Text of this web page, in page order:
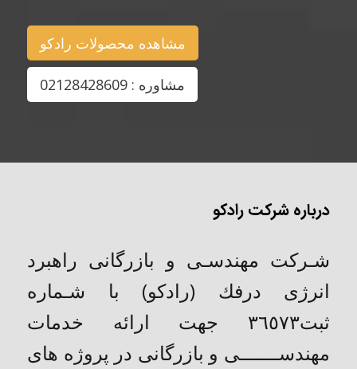
مشاهده محصولات رادکو
مشاوره : 02128428609
درباره شرکت رادکو
شـركت مهندسـی و بازرگانی راهبرد
انرژی درفك (رادکو) با شـماره
ثبت٣٦٥٧٣ جهت ارائه خدمات
مهندســـــــی و بازرگانی در پروژه های